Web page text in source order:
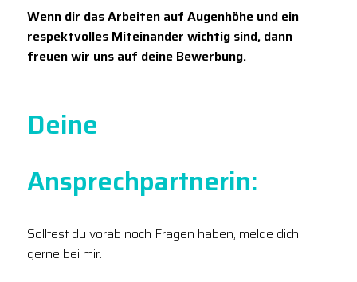
Wenn dir das Arbeiten auf Augenhöhe und ein
respektvolles Miteinander wichtig sind, dann
freuen wir uns auf deine Bewerbung.
Deine
Ansprechpartnerin:
Solltest du vorab noch Fragen haben, melde dich
gerne bei mir.